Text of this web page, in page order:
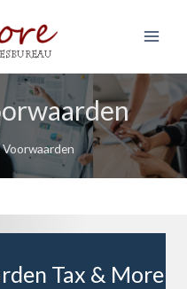
Menu
Tax & More